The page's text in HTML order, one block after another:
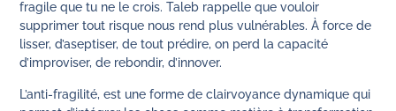
fragile que tu ne le crois. Taleb rappelle que vouloir
supprimer tout risque nous rend plus vulnérables. À force de
lisser, d’aseptiser, de tout prédire, on perd la capacité
d’improviser, de rebondir, d’innover.
L’anti-fragilité, est une forme de clairvoyance dynamique qui